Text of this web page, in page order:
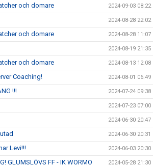
och domare 2024-09-03 08:22
2024-08-28 22:02
och domare 2024-08-28 11:07
2024-08-19 21:35
och domare 2024-08-13 12:08
Coaching! 2024-08-01 06:49
!!! 2024-07-24 09:38
2024-07-23 07:00
2024-06-30 20:47
2024-06-30 20:31
Levi!!! 2024-06-03 20:30
GLUMSLÖVS FF - IK WORMO 2024-05-28 21:30